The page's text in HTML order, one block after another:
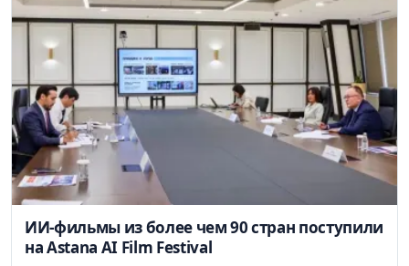
ИИ-фильмы из более чем 90 стран поступили
на Astana AI Film Festival